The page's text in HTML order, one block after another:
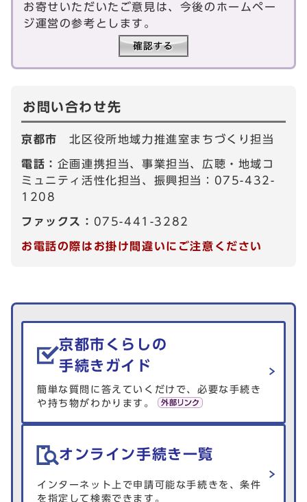
お寄せいただいたご意見は、今後のホームペー
ジ運営の参考とします。
お問い合わせ先
京都市北区役所地域力推進室まちづくり担当
電話： 企画連携担当、事業担当、広聴・地域コ
ミュニティ活性化担当、振興担当：075-432-
1208
ファックス： 075-441-3282
お電話の際はお掛け間違いにご注意ください
生活情報を探す
京都市くらしの
手続きガイド
簡単な質問に答えていくだけで、必要な手続き
や持ち物がわかります。
オンライン手続き一覧
インターネット上で申請可能な手続きを、条件
を指定して検索できます。